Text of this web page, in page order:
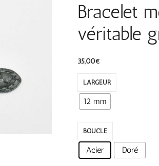
Bracelet
véritable
35,00€
LARGEUR
12 mm
BOUCLE
Acier Doré